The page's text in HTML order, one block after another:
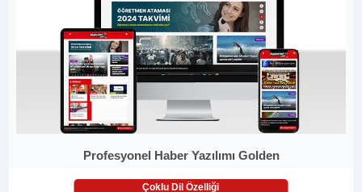
Profesyonel Haber Yazılımı Golden
Çoklu Dil Özelliği